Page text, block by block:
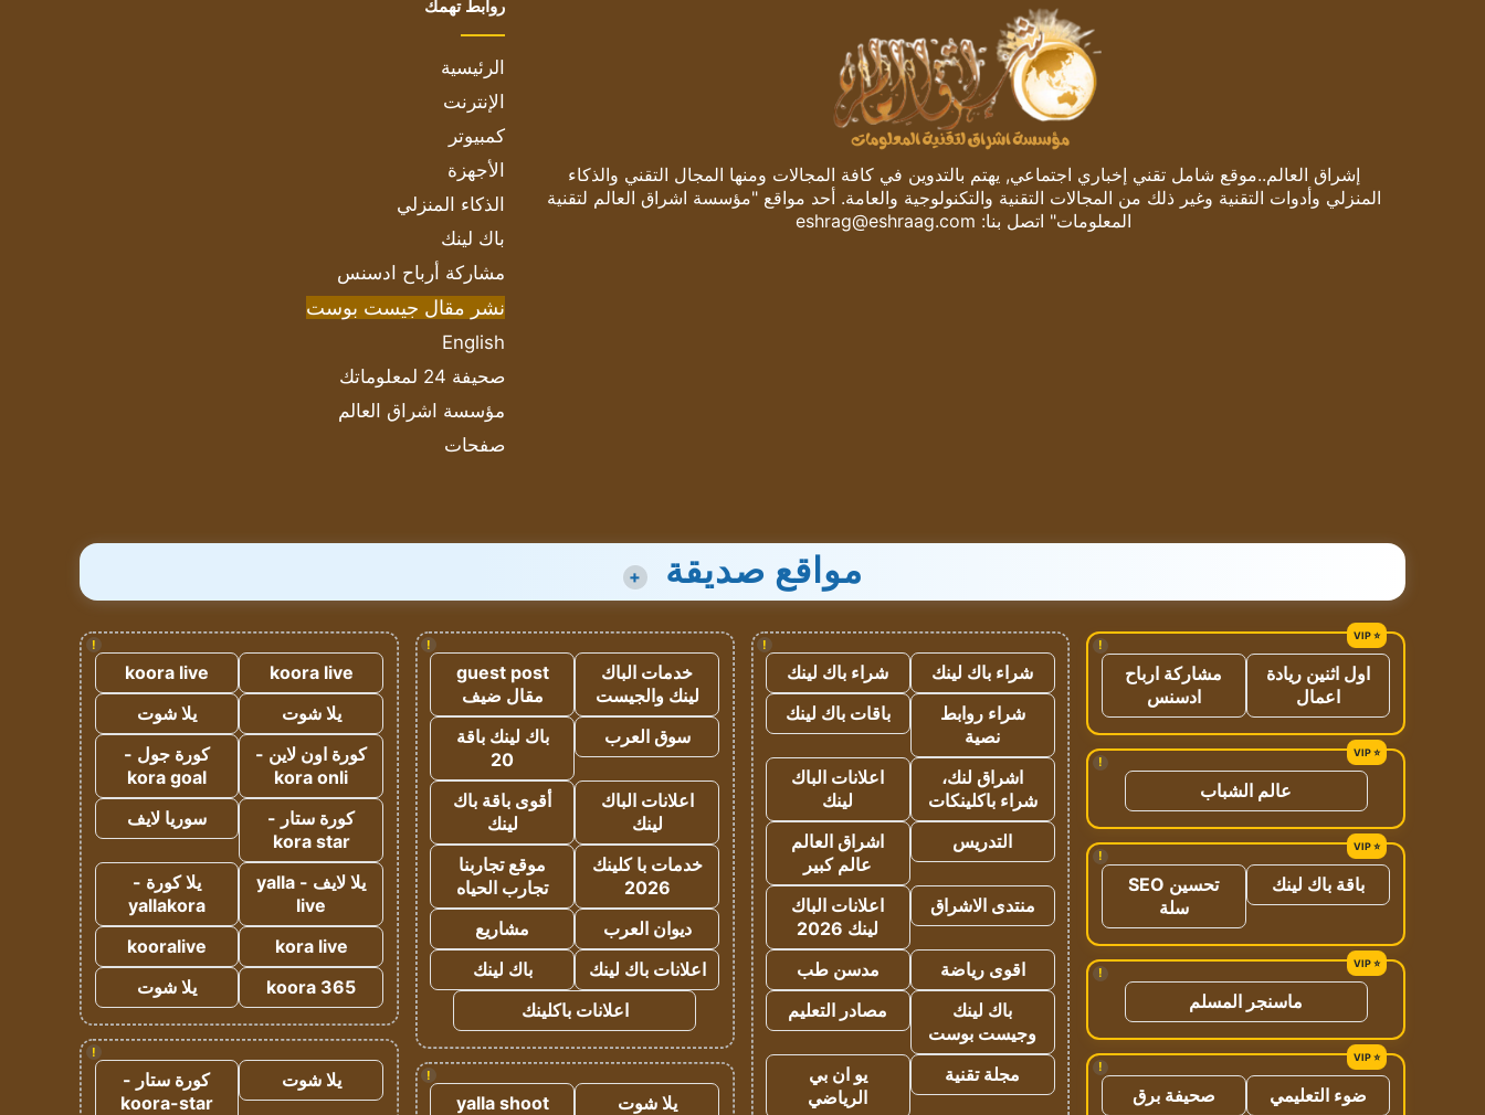
إشراق العالم..موقع شامل تقني إخباري اجتماعي, يهتم بالتدوين في كافة المجالات ومنها المجال التقني والذكاء
المنزلي وأدوات التقنية وغير ذلك من المجالات التقنية والتكنولوجية والعامة. أحد مواقع "مؤسسة اشراق العالم لتقنية
المعلومات" اتصل بنا: eshrag@eshraag.com
روابط تهمك
الرئيسية
الإنترنت
كمبيوتر
الأجهزة
الذكاء المنزلي
باك لينك
مشاركة أرباح ادسنس
نشر مقال جيست بوست
English
صحيفة 24 لمعلوماتك
مؤسسة اشراق العالم
صفحات
مواقع صديقة +
!
اول اثنين ريادة
اعمال
مشاركة ارباح
ادسنس
!
عالم الشباب
!
باقة باك لينك
تحسين SEO
سلة
!
ماسنجر المسلم
!
ضوء التعليمي
صحيفة برق
!
شراء باك لينك
شراء باك لينك
شراء روابط
نصية
باقات باك لينك
اشراق لنك،
شراء باكلينكات
اعلانات الباك
لينك
التدريس
اشراق العالم
عالم كبير
منتدى الاشراق
اعلانات الباك
لينك 2026
اقوى رياضة
مدسن طب
باك لينك
وجيست بوست
مصادر التعليم
مجلة تقنية
يو ان بي
الرياضي
!
خدمات الباك
لينك والجيست
guest post
مقال ضيف
سوق العرب
باك لينك باقة
20
اعلانات الباك
لينك
أقوى باقة باك
لينك
خدمات با كلينك
2026
موقع تجاربنا
تجارب الحياه
ديوان العرب
مشاريع
اعلانات باك لينك
باك لينك
اعلانات باكلينك
!
يلا شوت
yalla shoot
!
koora live
koora live
يلا شوت
يلا شوت
كورة اون لاين -
kora onli
كورة جول -
kora goal
كورة ستار -
kora star
سوريا لايف
يلا لايف - yalla
live
يلا كورة -
yallakora
kora live
kooralive
koora 365
يلا شوت
!
يلا شوت
كورة ستار -
koora-star